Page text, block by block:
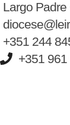
Largo
+351 244
+351